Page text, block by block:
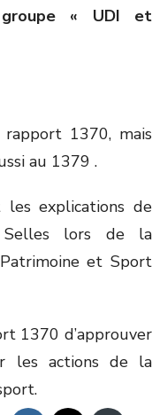
« UDI et
1370, mais
au 1379 .
les explications de
Selles lors de la
et Sport
1370 d’approuver
les actions de la